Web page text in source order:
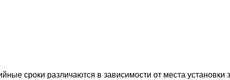
сроки различаются в зависимости от места установки